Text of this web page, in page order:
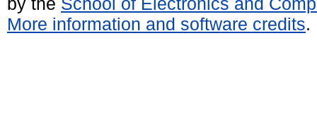
More information and software credits.